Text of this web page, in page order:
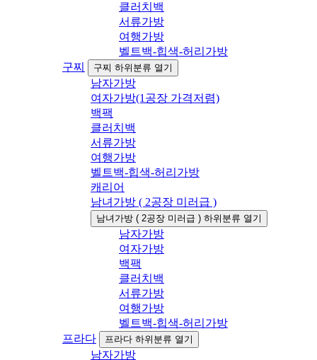
클러치백
서류가방
여행가방
벨트백-힙색-허리가방
구찌
구찌 하위분류 열기
남자가방
여자가방(1공장 가격저렴)
백팩
클러치백
서류가방
여행가방
벨트백-힙색-허리가방
캐리어
남녀가방 ( 2공장 미러급 )
남녀가방 ( 2공장 미러급 ) 하위분류 열기
남자가방
여자가방
백팩
클러치백
서류가방
여행가방
벨트백-힙색-허리가방
프라다
프라다 하위분류 열기
남자가방